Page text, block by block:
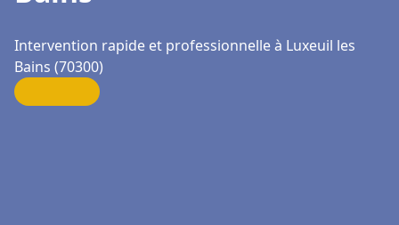
Intervention rapide et professionnelle à Luxeuil les
Bains (70300)